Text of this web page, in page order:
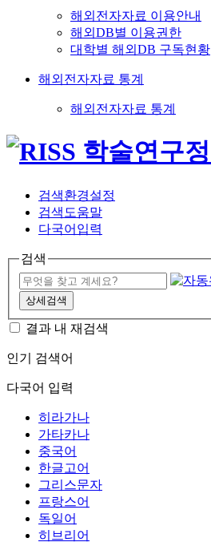
해외전자자료 이용안내
해외DB별 이용권한
대학별 해외DB 구독현황
해외전자자료 통계
해외전자자료 통계
검색환경설정
검색도움말
다국어입력
검색
상세검색
결과 내 재검색
인기 검색어
다국어 입력
히라가나
가타카나
중국어
한글고어
그리스문자
프랑스어
독일어
히브리어